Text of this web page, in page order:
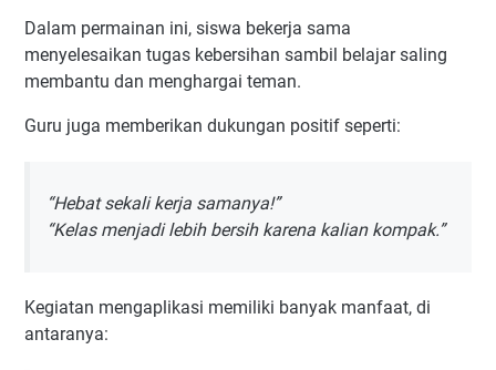
Dalam permainan ini, siswa bekerja sama
menyelesaikan tugas kebersihan sambil belajar saling
membantu dan menghargai teman.
Guru juga memberikan dukungan positif seperti:
“Hebat sekali kerja samanya!”
“Kelas menjadi lebih bersih karena kalian kompak.”
Kegiatan mengaplikasi memiliki banyak manfaat, di
antaranya: